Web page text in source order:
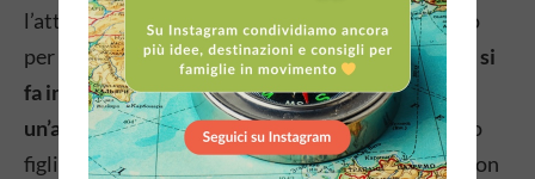
l’atteggiamento di Andrea, gentile e appassionato
per il suo lavoro, si rispecchia in tuttolo staff, che si
fa in quattro per esaudire ogni richiesta, e crea
un’atmosfera quasi familiare…vi dico solo che mio
figlio, un tipino un pò diffidente che in genere se non